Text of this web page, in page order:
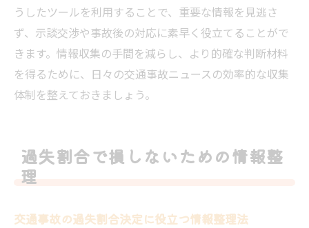
うしたツールを利用することで、重要な情報を見逃さ
ず、示談交渉や事故後の対応に素早く役立てることがで
きます。情報収集の手間を減らし、より的確な判断材料
を得るために、日々の交通事故ニュースの効率的な収集
体制を整えておきましょう。
過失割合で損しないための情報整
理
交通事故の過失割合決定に役立つ情報整理法